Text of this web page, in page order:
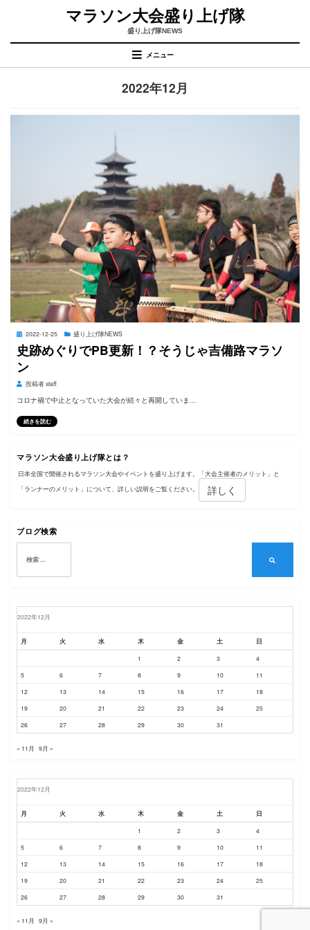
マラソン大会盛り上げ隊
盛り上げ隊NEWS
メニュー
月
:
2022年12月
投
日:
2022-12-25 盛り上げ隊NEWS
史跡めぐりでPB更新！？そうじゃ吉備路マラソ
ン
投稿者staff
コロナ禍で中止となっていた大会が続々と再開していま…
続きを読む
マラソン大会盛り上げ隊とは？
日本全国で開催されるマラソン大会やイベントを盛り上げます。「大会主催者のメリット」と
「ランナーのメリット」について、詳しい説明をご覧ください。
詳しく
ブログ検索
検
2022年12月
月 火 水 木 金 土 日
1 2 3
4
5
6 7 8 9 10
11
12
13 14 15 16 17
18
19
20 21 22 23 24
25
26
27 28 29 30 31
« 11月 9月 »
2022年12月
月 火 水 木 金 土 日
1 2 3
4
5
6 7 8 9 10
11
12
13 14 15 16 17
18
19
20 21 22 23 24
25
26
27 28 29 30 31
« 11月 9月 »